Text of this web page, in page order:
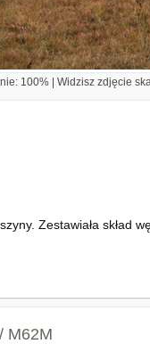
100% | Widzisz zdjęcie
Zestawiała skład
M62M